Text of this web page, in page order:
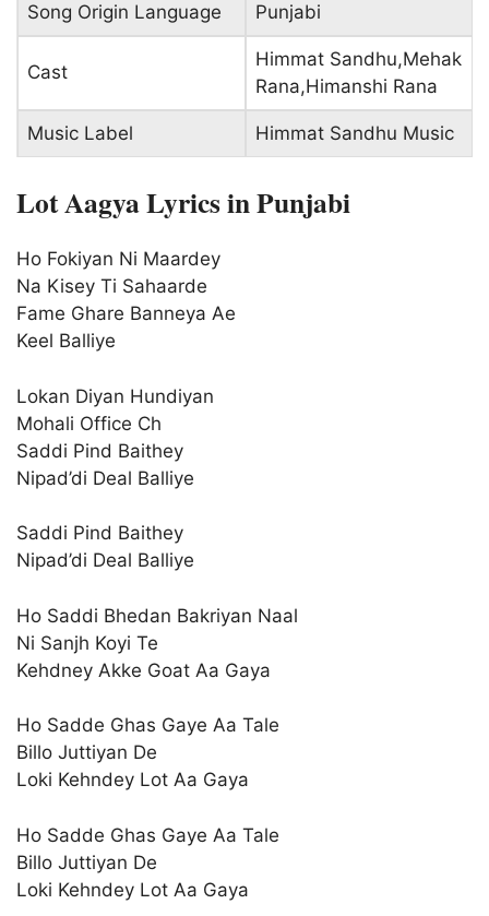
Song Origin Language Punjabi
Cast
Himmat Sandhu,Mehak
Rana,Himanshi Rana
Music Label Himmat Sandhu Music
Lot Aagya Lyrics in Punjabi
Ho Fokiyan Ni Maardey
Na Kisey Ti Sahaarde
Fame Ghare Banneya Ae
Keel Balliye
Lokan Diyan Hundiyan
Mohali Office Ch
Saddi Pind Baithey
Nipad’di Deal Balliye
Saddi Pind Baithey
Nipad’di Deal Balliye
Ho Saddi Bhedan Bakriyan Naal
Ni Sanjh Koyi Te
Kehdney Akke Goat Aa Gaya
Ho Sadde Ghas Gaye Aa Tale
Billo Juttiyan De
Loki Kehndey Lot Aa Gaya
Ho Sadde Ghas Gaye Aa Tale
Billo Juttiyan De
Loki Kehndey Lot Aa Gaya